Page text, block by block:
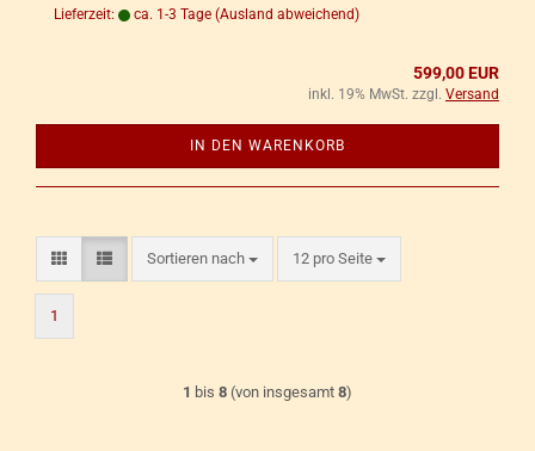
Lieferzeit: ca. 1-3 Tage (Ausland abweichend)
599,00 EUR
inkl. 19% MwSt. zzgl. Versand
IN DEN WARENKORB
Sortieren nach
Sortieren nach 12 pro Seite
pro Seite
1
1 bis 8 (von insgesamt 8)